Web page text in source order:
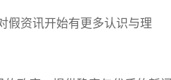
假资讯开始有更多认识与理